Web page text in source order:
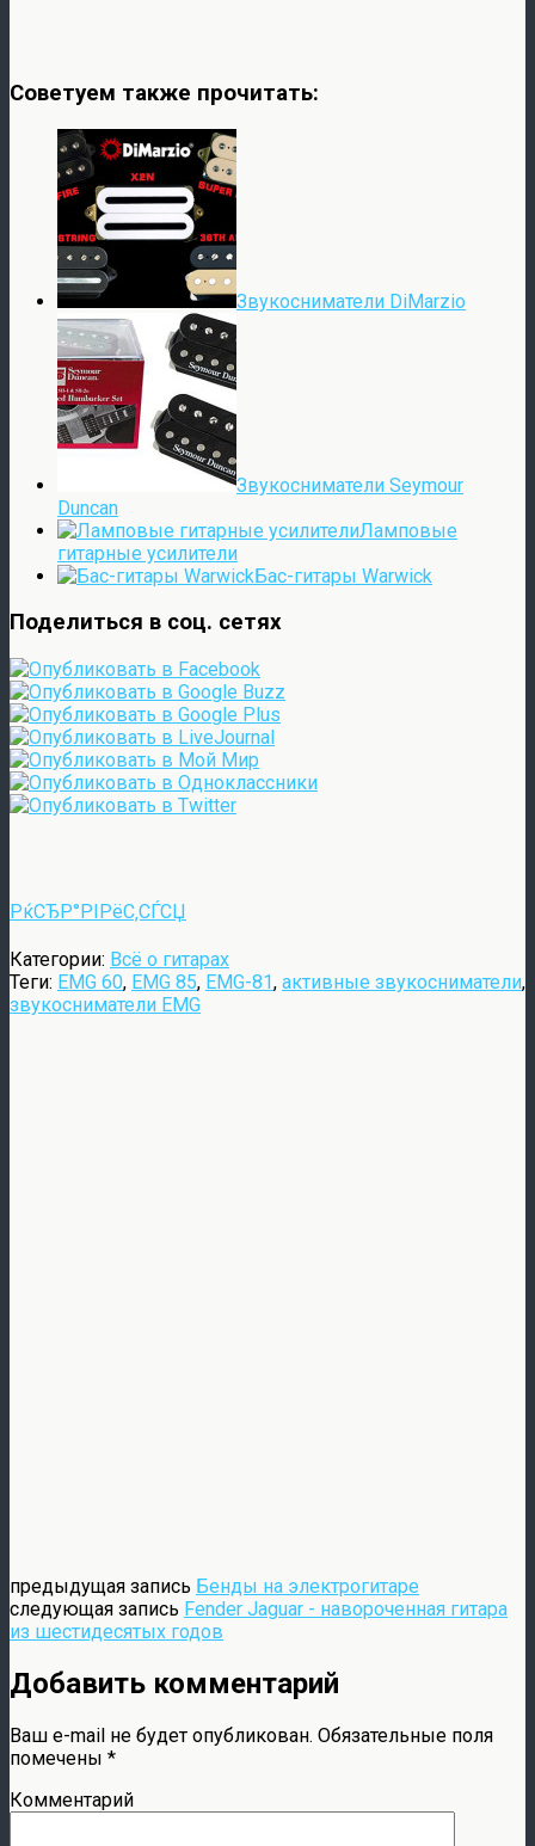
Советуем также прочитать:
Звукосниматели DiMarzio
Звукосниматели Seymour
Duncan
Ламповые
гитарные усилители
Бас-гитары Warwick
Поделиться в соц. сетях
РќСЂР°РІРёС‚СЃСЏ
Категории: Всё о гитарах
Теги: EMG 60, EMG 85, EMG-81, активные звукосниматели,
звукосниматели EMG
предыдущая запись Бенды на электрогитаре
следующая запись Fender Jaguar - навороченная гитара
из шестидесятых годов
Добавить комментарий
Ваш e-mail не будет опубликован. Обязательные поля
помечены *
Комментарий